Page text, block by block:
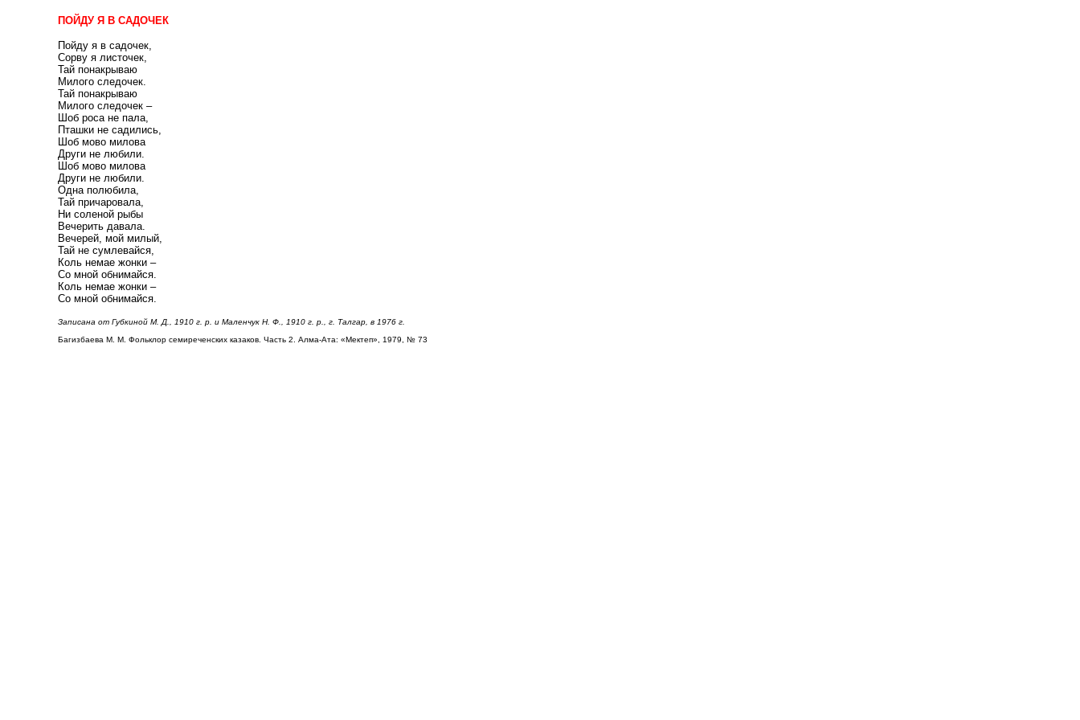
ПОЙДУ Я В САДОЧЕК
Пойду я в садочек,
Сорву я листочек,
Тай понакрываю
Милого следочек.
Тай понакрываю
Милого следочек –
Шоб роса не пала,
Пташки не садились,
Шоб мово милова
Други не любили.
Шоб мово милова
Други не любили.
Одна полюбила,
Тай причаровала,
Ни соленой рыбы
Вечерить давала.
Вечерей, мой милый,
Тай не сумлевайся,
Коль немае жонки –
Со мной обнимайся.
Коль немае жонки –
Со мной обнимайся.
Записана от Губкиной М. Д., 1910 г. р. и Маленчук Н. Ф., 1910 г. р., г. Талгар, в 1976 г.
Багизбаева М. М. Фольклор семиреченских казаков. Часть 2. Алма-Ата: «Мектеп», 1979, № 73